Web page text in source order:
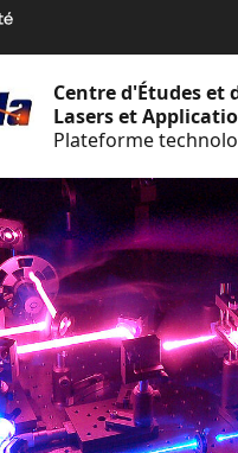
Centre d'Études et
Lasers et
Plateforme
panel